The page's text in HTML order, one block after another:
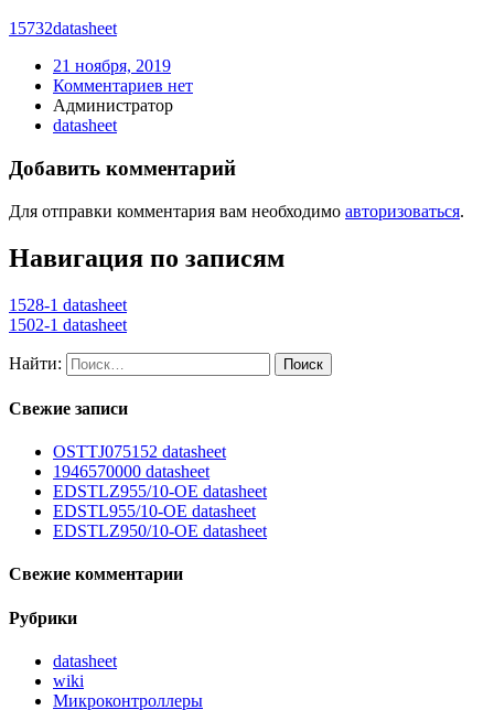
15732datasheet
21 ноября, 2019
Комментариев нет
Администратор
datasheet
Добавить комментарий
Для отправки комментария вам необходимо авторизоваться.
Навигация по записям
1528-1 datasheet
1502-1 datasheet
Найти:
Свежие записи
OSTTJ075152 datasheet
1946570000 datasheet
EDSTLZ955/10-OE datasheet
EDSTL955/10-OE datasheet
EDSTLZ950/10-OE datasheet
Свежие комментарии
Рубрики
datasheet
wiki
Микроконтроллеры